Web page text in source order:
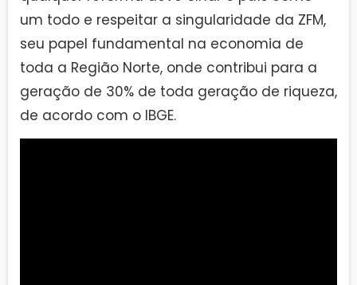
um todo e respeitar a singularidade da ZFM,
seu papel fundamental na economia de
toda a Região Norte, onde contribui para a
geração de 30% de toda geração de riqueza,
de acordo com o IBGE.